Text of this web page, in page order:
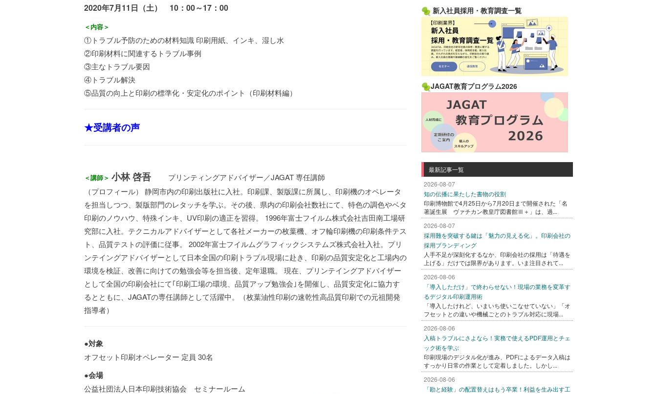
2020年7月11日（土） 10：00～17：00
＜内容＞
①トラブル予防のための材料知識 印刷用紙、インキ、湿し水
②印刷材料に関連するトラブル事例
③主なトラブル要因
④トラブル解決
⑤品質の向上と印刷の標準化・安定化のポイント（印刷材料編）
★受講者の声
＜講師＞ 小林 啓吾
プリンティングアドバイザー／JAGAT 専任講師
（プロフィール） 静岡市内の印刷出版社に入社。印刷課、製版課に所属し、印刷機のオペレータ
を担当しつつ、製版部門のレタッチを学ぶ。その後、県内の印刷会社数社にて、特色の調色やベタ
印刷のノウハウ、特殊インキ、UV印刷の適正を習得。 1996年富士フイルム株式会社吉田南工場研
究部に入社。テクニカルアドバイザーとして各社メーカーの枚葉機、オフ輪印刷機の印刷条件テス
ト、品質テストの評価に従事。 2002年富士フイルムグラフィックシステムズ株式会社入社。プリ
ンテイングアドバイザーとして日本全国の印刷トラブル現場に赴き、印刷の品質安定化と工場内の
環境を検証、改善に向けての勉強会等を担当後、定年退職。 現在、プリンテイングアドバイザー
として全国の印刷会社にて｢印刷工場の環境、品質アップ勉強会｣を開催し、品質安定化に協力す
るとともに、JAGATの専任講師として活躍中。（枚葉油性印刷の速乾性高品質印刷での元祖開発
指導者）
●対象
オフセット印刷オペレーター 定員 30名
●会場
公益社団法人日本印刷技術協会 セミナールーム
新入社員採用・教育調査一覧
JAGAT教育プログラム2026
最新記事一覧
2026-08-07
知の伝播に果たした書物の役割
印刷博物館で4月25日から7月20日まで開催された「名
著誕生展 ヴァチカン教皇庁図書館Ⅲ＋」は、過...
2026-08-07
採用難を突破する鍵は「魅力の見える化」。印刷会社の
採用ブランディング
人手不足が深刻化するなか、印刷会社の採用は「待遇を
上げる」だけでは限界があります。いま注目されて...
2026-08-06
「導入しただけ」で終わらせない！現場の業務を変革す
るデジタル印刷運用術
「導入したけれど、いまいち使いこなせていない」「オ
フセットとの違いや機械ごとのトラブル対応に現場...
2026-08-06
入稿トラブルにさよなら！実務で使えるPDF運用とチェ
ック術を学ぶ
印刷現場のデジタル化が進み、PDFによるデータ入稿は
すっかり日常の作業として定着しました。しかし...
2026-08-06
「勘と経験」の配置替えはもう卒業！利益を生み出す工